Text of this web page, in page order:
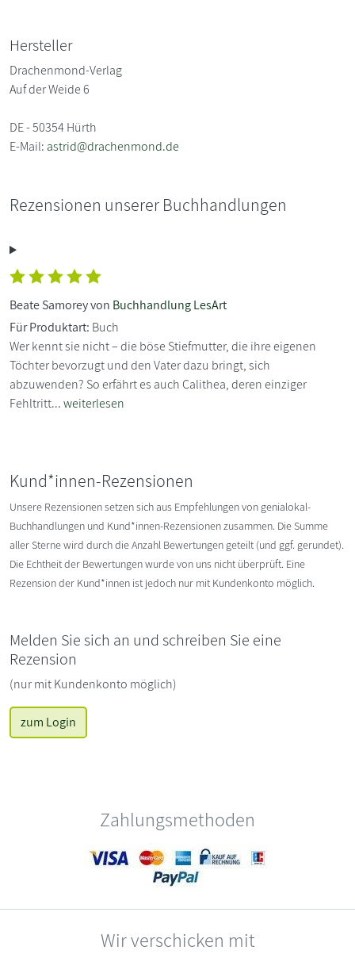
Hersteller
Drachenmond-Verlag
Auf der Weide 6
DE - 50354 Hürth
E-Mail: astrid@drachenmond.de
Rezensionen unserer Buchhandlungen
Beate Samorey von Buchhandlung LesArt
Für Produktart: Buch
Wer kennt sie nicht – die böse Stiefmutter, die ihre eigenen
Töchter bevorzugt und den Vater dazu bringt, sich
abzuwenden? So erfährt es auch Calithea, deren einziger
Fehltritt...weiterlesen
Kund*innen-Rezensionen
Unsere Rezensionen setzen sich aus Empfehlungen von genialokal-
Buchhandlungen und Kund*innen-Rezensionen zusammen. Die Summe
aller Sterne wird durch die Anzahl Bewertungen geteilt (und ggf. gerundet).
Die Echtheit der Bewertungen wurde von uns nicht überprüft. Eine
Rezension der Kund*innen ist jedoch nur mit Kundenkonto möglich.
Melden Sie sich an und schreiben Sie eine
Rezension
(nur mit Kundenkonto möglich)
zum Login
Zahlungsmethoden
Wir verschicken mit